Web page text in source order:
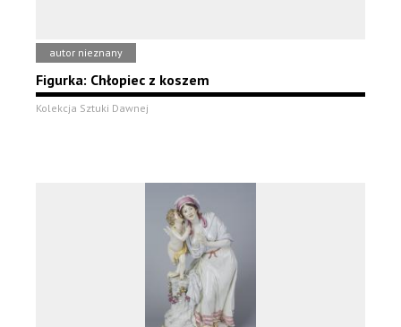
autor nieznany
Figurka: Chłopiec z koszem
Kolekcja Sztuki Dawnej